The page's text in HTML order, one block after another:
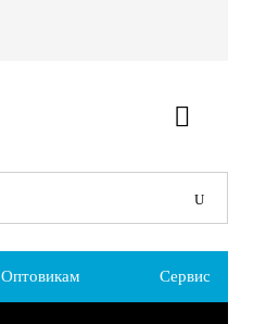
Оптовикам Сервис